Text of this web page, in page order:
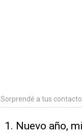
Sorprendé a tus
Nuevo año,